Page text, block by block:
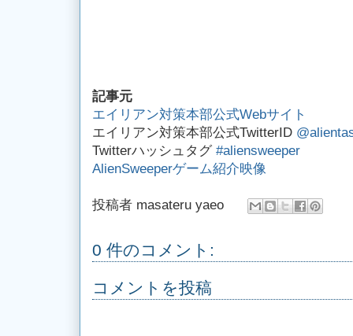
記事元
エイリアン対策本部公式Webサイト
エイリアン対策本部公式TwitterID
Twitterハッシュタグ #aliensweeper
AlienSweeperゲーム紹介映像
投稿者 masateru yaeo
0 件のコメント:
コメントを投稿